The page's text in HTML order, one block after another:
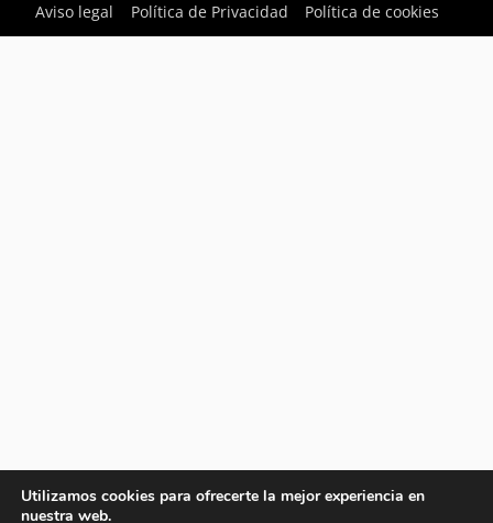
Aviso legal
Política de Privacidad Política de cookies
Utilizamos cookies para ofrecerte la mejor experiencia en
nuestra web.